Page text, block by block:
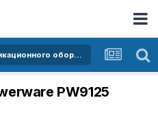
Покупка и продажа телекоммуникационного оборудования
PW9125